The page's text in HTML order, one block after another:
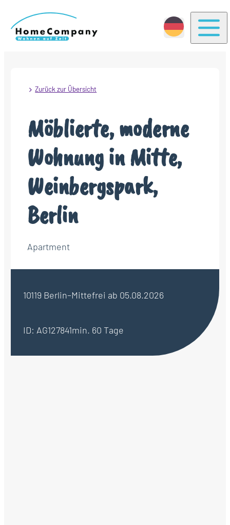
Zurück zur Übersicht
Möblierte, moderne
Wohnung in Mitte,
Weinbergspark,
Berlin
Apartment
10119 Berlin–Mittefrei ab 05.08.2026
ID: AG127841min. 60 Tage